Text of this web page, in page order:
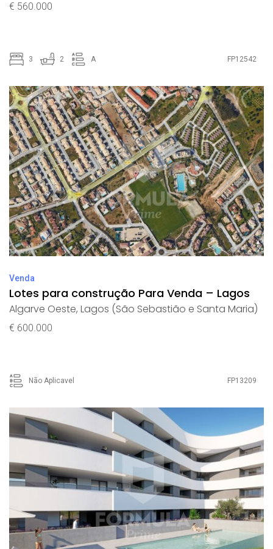
€ 560.000
3 2 A FP12542
Venda
Lotes para construção Para Venda – Lagos
Algarve Oeste, Lagos (São Sebastião e Santa Maria)
€ 600.000
Não Aplicavel FP13209